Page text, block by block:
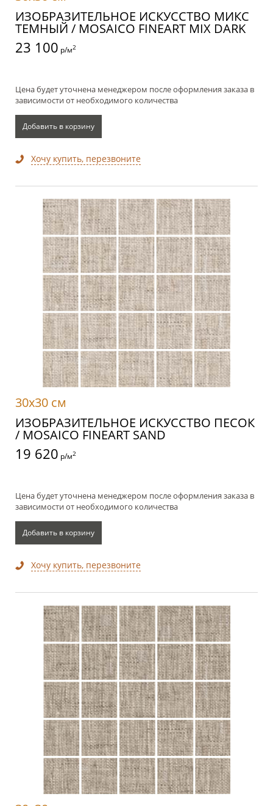
ИЗОБРАЗИТЕЛЬНОЕ ИСКУССТВО МИКС
ТЕМНЫЙ / MOSAICO FINEART MIX DARK
23 100 р/м2
Цена будет уточнена менеджером после оформления заказа в
зависимости от необходимого количества
Добавить в корзину
Хочу купить, перезвоните
30x30 см
ИЗОБРАЗИТЕЛЬНОЕ ИСКУССТВО ПЕСОК
/ MOSAICO FINEART SAND
19 620 р/м2
Цена будет уточнена менеджером после оформления заказа в
зависимости от необходимого количества
Добавить в корзину
Хочу купить, перезвоните